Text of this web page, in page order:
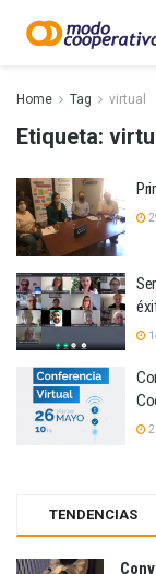
Home Tag virtual
Etiqueta:
TENDENCIAS